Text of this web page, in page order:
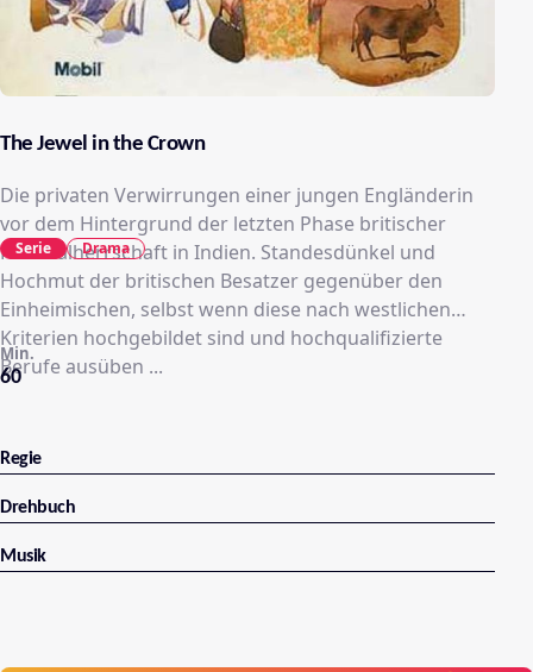
The Jewel in the Crown
Die privaten Verwirrungen einer jungen Engländerin
vor dem Hintergrund der letzten Phase britischer
Kolonialherrschaft in Indien. Standesdünkel und
Hochmut der britischen Besatzer gegenüber den
Einheimischen, selbst wenn diese nach westlichen
Kriterien hochgebildet sind und hochqualifizierte
Berufe ausüben ...
60
Min.
Serie Drama
Regie
Drehbuch
Musik